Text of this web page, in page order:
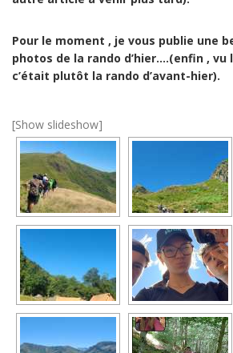
Pour le moment , je vous publie une
photos de la rando d’hier….(enfin , vu
c’était plutôt la rando d’avant-hier).
[Show slideshow]